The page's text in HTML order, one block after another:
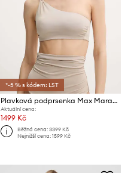
*-5 % s kódem: LST
Plavková podprsenka Max Mara Beachwear
Aktuální cena:
1499 Kč
Běžná cena:3399 Kč
Nejnižší cena:1599 Kč